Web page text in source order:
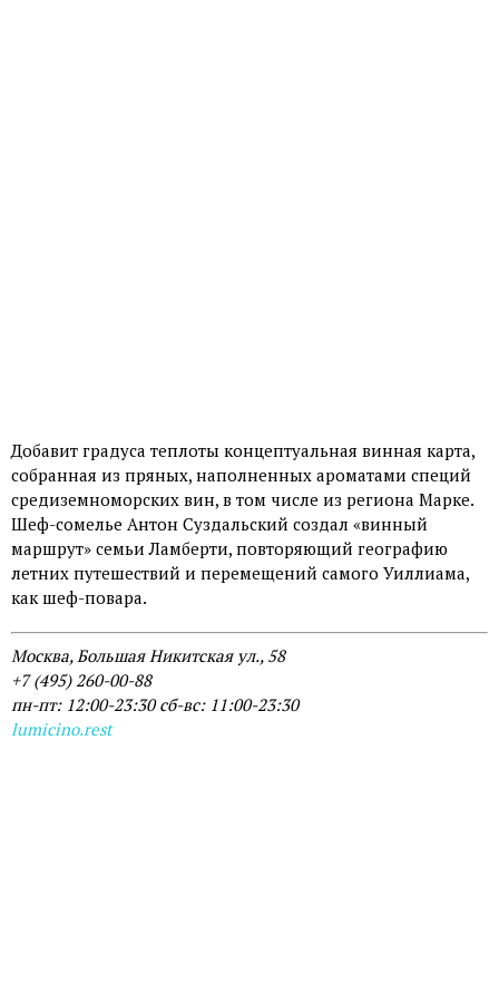
Добавит градуса теплоты концептуальная винная карта,
собранная из пряных, наполненных ароматами специй
средиземноморских вин, в том числе из региона Марке.
Шеф-сомелье Антон Суздальский создал «винный
маршрут» семьи Ламберти, повторяющий географию
летних путешествий и перемещений самого Уиллиама,
как шеф-повара.
Москва, Большая Никитская ул., 58
+7 (495) 260-00-88
пн-пт: 12:00-23:30 сб-вс: 11:00-23:30
lumicino.rest